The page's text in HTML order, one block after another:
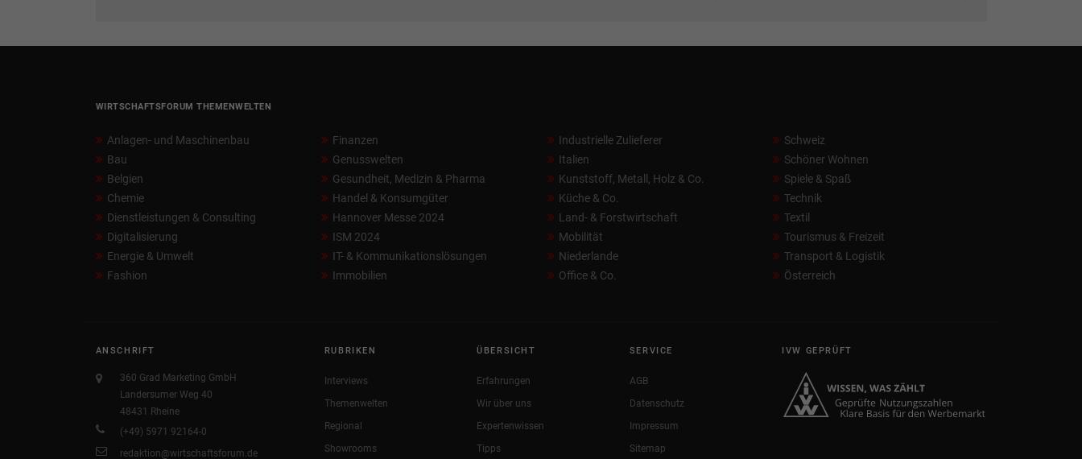
WIRTSCHAFTSFORUM THEMENWELTEN
Anlagen- und Maschinenbau
Bau
Belgien
Chemie
Dienstleistungen & Consulting
Digitalisierung
Energie & Umwelt
Fashion
Finanzen
Genusswelten
Gesundheit, Medizin & Pharma
Handel & Konsumgüter
Hannover Messe 2024
ISM 2024
IT- & Kommunikationslösungen
Immobilien
Industrielle Zulieferer
Italien
Kunststoff, Metall, Holz & Co.
Küche & Co.
Land- & Forstwirtschaft
Mobilität
Niederlande
Office & Co.
Schweiz
Schöner Wohnen
Spiele & Spaß
Technik
Textil
Tourismus & Freizeit
Transport & Logistik
Österreich
ANSCHRIFT
360 Grad Marketing GmbH
Landersumer Weg 40
48431 Rheine
(+49) 5971 92164-0
redaktion@wirtschaftsforum.de
RUBRIKEN
Interviews
Themenwelten
Regional
Showrooms
ÜBERSICHT
Erfahrungen
Wir über uns
Expertenwissen
Tipps
SERVICE
AGB
Datenschutz
Impressum
Sitemap
IVW GEPRÜFT